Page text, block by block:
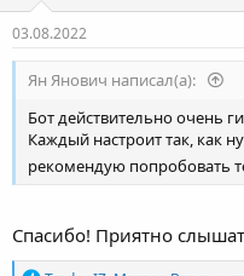
:
03.08.2022
Ян Янович написал(а):
Бот действительно очень
Каждый настроит так, как
рекомендую попробовать
Спасибо! Приятно